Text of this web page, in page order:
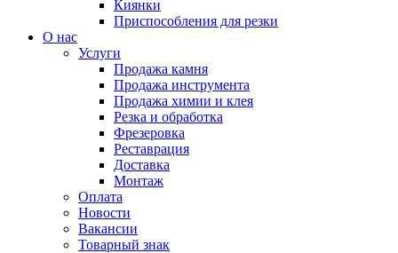
Киянки
Приспособления для резки
О нас
Услуги
Продажа камня
Продажа инструмента
Продажа химии и клея
Резка и обработка
Фрезеровка
Реставрация
Доставка
Монтаж
Оплата
Новости
Вакансии
Товарный знак